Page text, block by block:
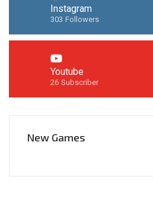
Instagram
303 Followers
Youtube
26 Subscriber
New Games